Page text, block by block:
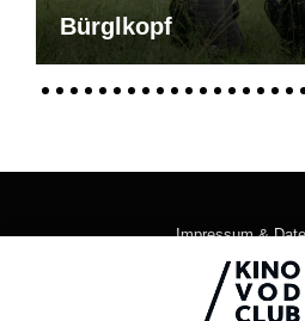
Bürglkopf
Impressum &
AGB
Kontakt